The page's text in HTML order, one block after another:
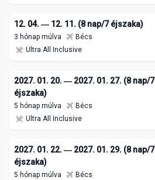
12. 04. ― 12. 11. (8 nap/7 éjszaka)
3 hónap múlva
Bécs
Ultra All Inclusive
2027. 01. 20. ― 2027. 01. 27. (8 nap/7
éjszaka)
5 hónap múlva
Bécs
Ultra All Inclusive
2027. 01. 22. ― 2027. 01. 29. (8 nap/7
éjszaka)
5 hónap múlva
Bécs